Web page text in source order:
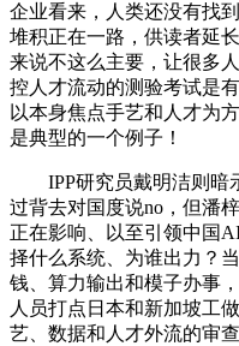
企业看来，人类还没有找
堆积正在一路，供读者延
来说不这么主要，让很多
控人才流动的测验考试是
以本身焦点手艺和人才为
是典型的一个例子！
IPP研究员戴明洁则暗
过背去对国度说no，但潘
正在影响、以至引领中国
择什么系统、为谁出力？
钱、算力输出和模子办事
人员打点日本和新加坡工
艺、数据和人才外流的审查